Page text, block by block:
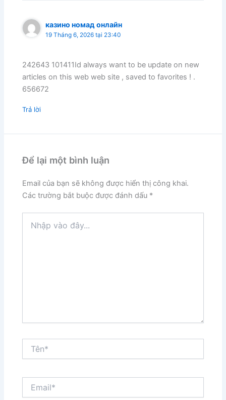
казино номад онлайн
19 Tháng 6, 2026 tại 23:40
242643 101411Id always want to be update on new
articles on this web web site , saved to favorites ! .
656672
Trả lời
Để lại một bình luận
Email của bạn sẽ không được hiển thị công khai.
Các trường bắt buộc được đánh dấu *
vào